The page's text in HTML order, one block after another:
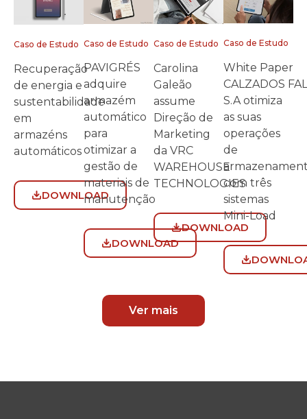
Caso de Estudo
Recuperação
de energia e
sustentabilidade
em
armazéns
automáticos
DOWNLOAD
Caso de Estudo
PAVIGRÉS
adquire
armazém
automático
para
otimizar a
gestão de
materiais de
manutenção
DOWNLOAD
Caso de Estudo
Carolina
Galeão
assume
Direção de
Marketing
da VRC
WAREHOUSE
TECHNOLOGIES
DOWNLOAD
Caso de Estudo
White Paper
CALZADOS FAL
S.A otimiza
as suas
operações
de
com três
sistemas
Mini-Load
Ver mais